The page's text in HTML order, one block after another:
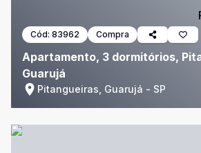
Cód: 83962 Compra
Apartamento, 3 dormitórios,
Guarujá
Pitangueiras, Guarujá - SP